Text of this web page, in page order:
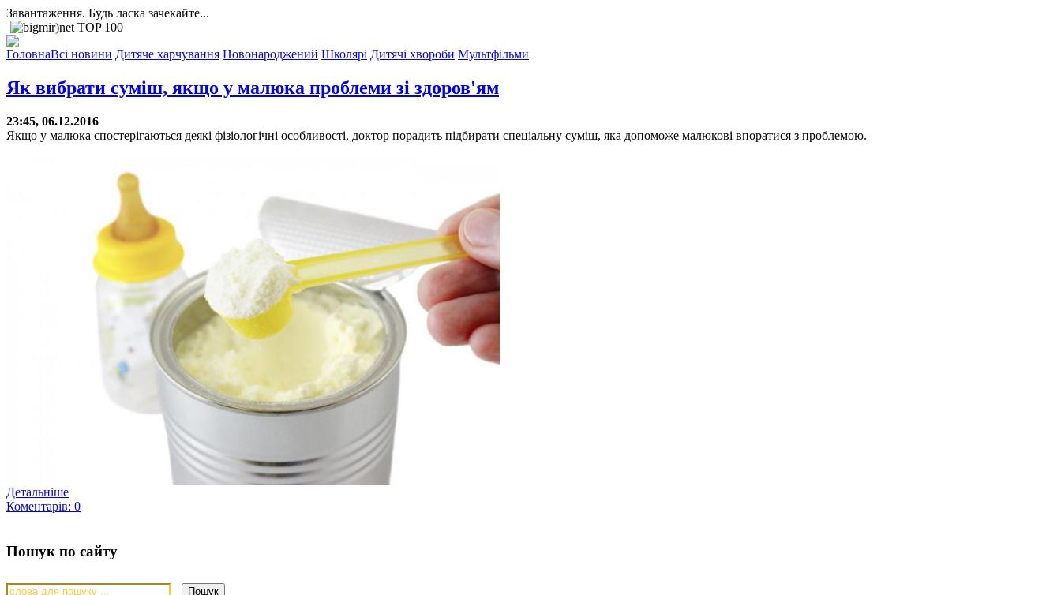
Завантаження. Будь ласка зачекайте...
ГоловнаВсі новини Дитяче харчування Новонароджений Школярі Дитячі хвороби Мультфільми
Як вибрати суміш, якщо у малюка проблеми зі здоров'ям
23:45, 06.12.2016
Якщо у малюка спостерігаються деякі фізіологічні особливості, доктор порадить підбирати спеціальну суміш, яка допоможе малюкові впоратися з проблемою.
Детальніше
Коментарів: 0
Пошук по сайту